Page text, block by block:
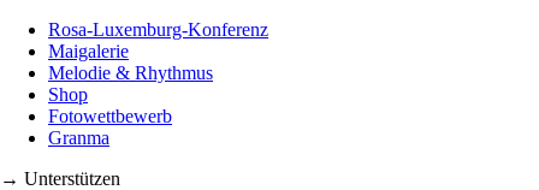
Rosa-Luxemburg-Konferenz
Maigalerie
Melodie & Rhythmus
Shop
Fotowettbewerb
Granma
→ Unterstützen